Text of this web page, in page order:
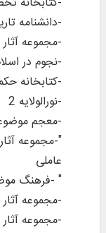
-دانشنامه
-مجموعه
-نجوم در
-کتابخانه
-نورالولایه 2
-معجم
"-مجموعه
عاملی
" -فرهنگ
-مجموعه
-مجموعه آثار